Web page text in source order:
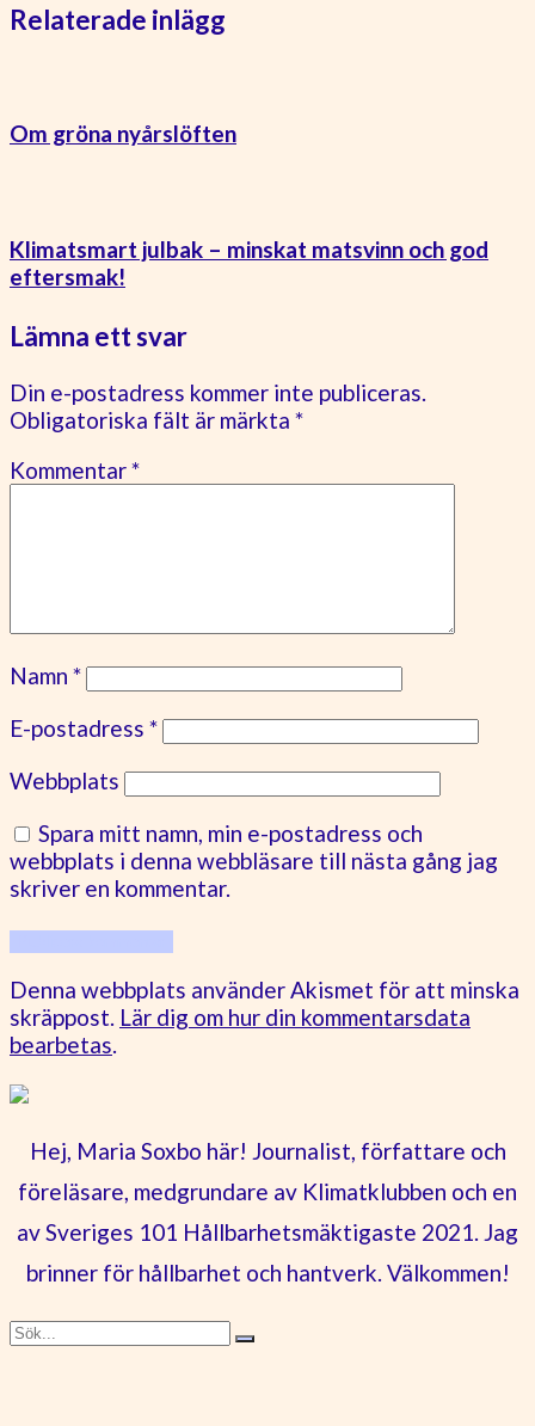
Relaterade inlägg
Om gröna nyårslöften
Klimatsmart julbak – minskat matsvinn och god
eftersmak!
Lämna ett svar
Din e-postadress kommer inte publiceras.
Obligatoriska fält är märkta *
Kommentar*
Namn *
E-postadress *
Webbplats
Spara mitt namn, min e-postadress och
webbplats i denna webbläsare till nästa gång jag
skriver en kommentar.
Denna webbplats använder Akismet för att minska
skräppost. Lär dig om hur din kommentarsdata
bearbetas.
Hej, Maria Soxbo här! Journalist, författare och
föreläsare, medgrundare av Klimatklubben och en
av Sveriges 101 Hållbarhetsmäktigaste 2021. Jag
brinner för hållbarhet och hantverk. Välkommen!